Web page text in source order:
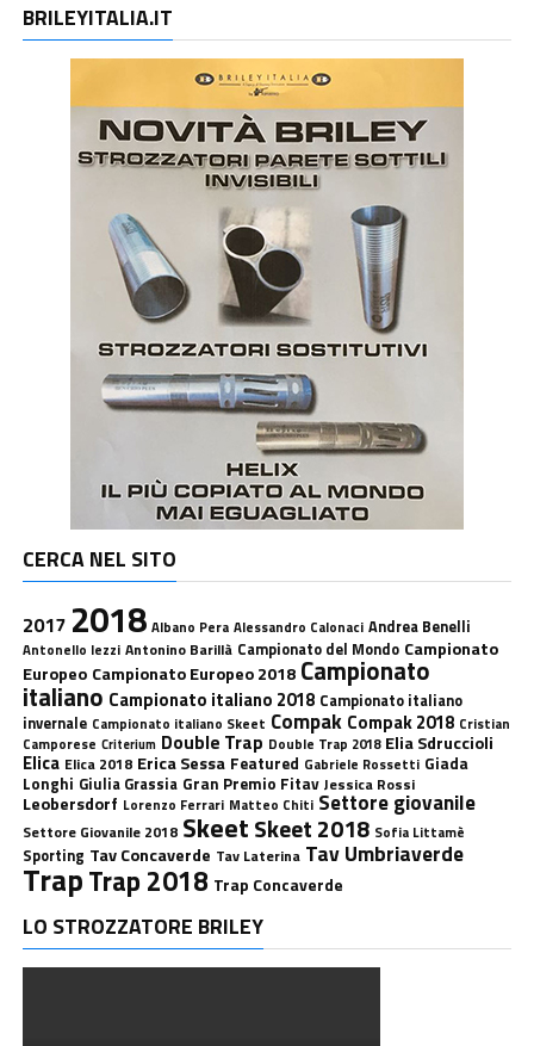
BRILEYITALIA.IT
CERCA NEL SITO
2017 2018 Albano Pera Alessandro Calonaci Andrea Benelli
Antonello Iezzi Antonino Barillà Campionato del Mondo Campionato
Europeo Campionato Europeo 2018 Campionato
italiano Campionato italiano 2018 Campionato italiano
invernale Campionato italiano Skeet Compak Compak 2018 Cristian
Camporese Criterium Double Trap Double Trap 2018 Elia Sdruccioli
Elica Elica 2018 Erica Sessa Featured Gabriele Rossetti Giada
Longhi Giulia Grassia Gran Premio Fitav Jessica Rossi
Leobersdorf Lorenzo Ferrari Matteo Chiti Settore giovanile
Settore Giovanile 2018 SkeetSkeet 2018 Sofia Littamè
Sporting Tav Concaverde Tav Laterina Tav Umbriaverde
TrapTrap 2018 Trap Concaverde
LO STROZZATORE BRILEY